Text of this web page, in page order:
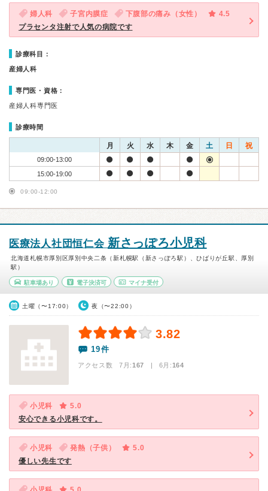
婦人科 子宮内膜症 下腹部の痛み（女性）
4.5
プラセンタ注射で人気の病院です
診療科目：
産婦人科
専門医・資格：
産婦人科専門医
診療時間
月 火 水 木 金 土 日 祝
09:00-13:00
15:00-19:00
09:00-12:00
医療法人社団恒仁会 新さっぽろ小児科
北海道札幌市厚別区厚別中央二条（新札幌駅（新さっぽろ駅）、ひばりが丘駅、厚別
駅）
駐車場あり 電子決済可 マイナ受付
土曜（〜17:00） 夜（〜22:00）
3.82
19件
アクセス数 7月:167 | 6月:164
小児科
5.0
安心できる小児科です。
小児科 発熱（子供）
5.0
優しい先生です